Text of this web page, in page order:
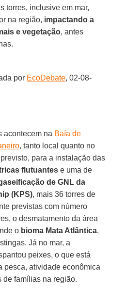
torres, inclusive em mar,
na região, impactando a
e vegetação, antes
por EcoDebate, 02-08-
acontecem na Baía de
, tanto local quanto no
para a instalação das
flutuantes e uma de
de GNL da
(KPS), mais 36 torres de
previstas com número
o desmatamento da área
o bioma Mata Atlântica,
Já no mar, a
peixes, o que está
pesca, atividade econômica
de famílias na região.